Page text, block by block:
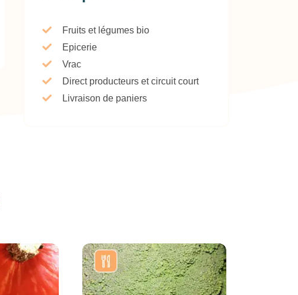
Fruits et légumes bio
Epicerie
Vrac
Direct producteurs et circuit court
Livraison de paniers